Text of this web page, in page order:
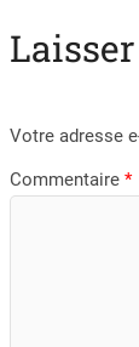
Votre adresse
Commentaire*